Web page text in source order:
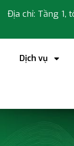
Địa chỉ: Tầng 1,
Dịch vụ